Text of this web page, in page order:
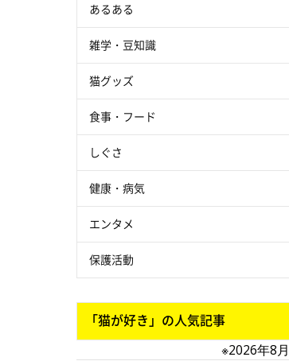
あるある
雑学・豆知識
猫グッズ
食事・フード
しぐさ
健康・病気
エンタメ
保護活動
「猫が好き」の人気記事
※2026年8